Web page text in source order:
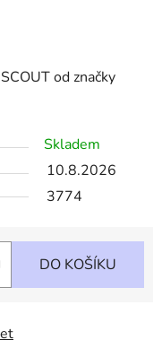
od značky
Skladem
10.8.2026
3774
DO KOŠÍKU